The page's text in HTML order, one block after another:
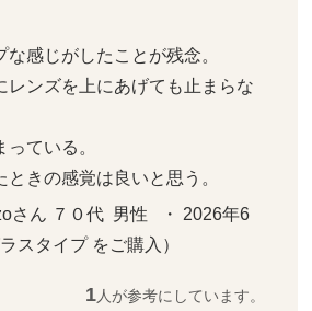
感じがしたことが残念。
レンズを上にあげても止まらな
ている。
きの感覚は良いと思う。
さん ７０代  男性   ・ 2026年6
スタイプ をご購入）
1人が参考にしています。